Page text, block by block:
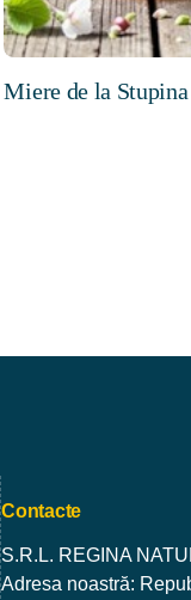
Miere de la
Contacte
S.R.L. REGINA
Adresa noastră: